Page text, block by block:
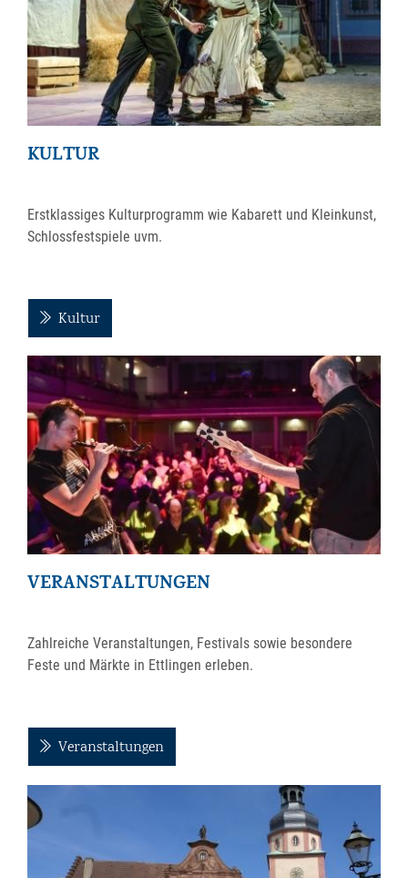
KULTUR
Erstklassiges Kulturprogramm wie Kabarett und Kleinkunst,
Schlossfestspiele uvm.
Kultur
VERANSTALTUNGEN
Zahlreiche Veranstaltungen, Festivals sowie besondere
Feste und Märkte in Ettlingen erleben.
Veranstaltungen